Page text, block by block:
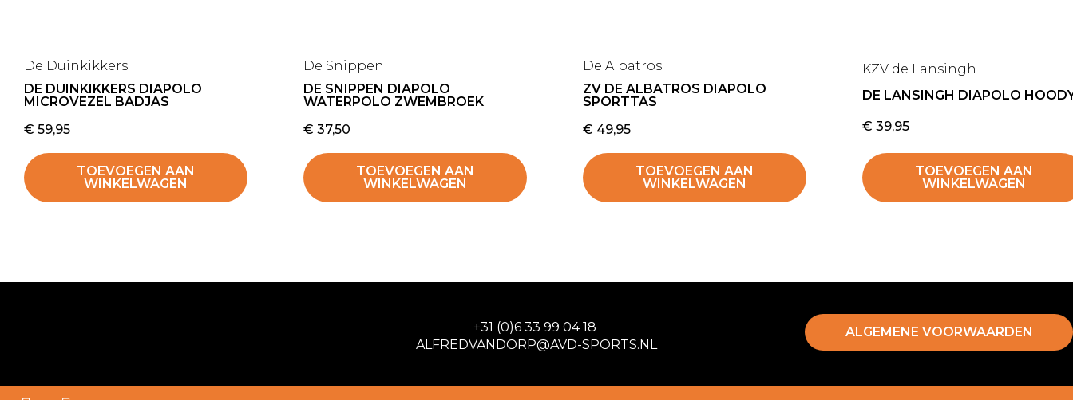
De Duinkikkers
DE DUINKIKKERS DIAPOLO
MICROVEZEL BADJAS
€ 59,95
TOEVOEGEN AAN
WINKELWAGEN
De Snippen
DE SNIPPEN DIAPOLO
WATERPOLO ZWEMBROEK
€ 37,50
TOEVOEGEN AAN
WINKELWAGEN
De Albatros
ZV DE ALBATROS DIAPOLO
SPORTTAS
€ 49,95
TOEVOEGEN AAN
WINKELWAGEN
KZV de Lansingh
DE LANSINGH DIAPOLO
€ 39,95
TOEVOEGEN AAN
WINKELWAGEN
+31 (0)6 33 99 04 18
ALFREDVANDORP@AVD-SPORTS.NL
ALGEMENE VOORWAARDEN